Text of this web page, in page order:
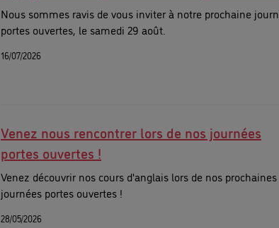
Nous sommes ravis de vous inviter à notre prochaine
portes ouvertes, le samedi 29 août.
16/07/2026
Venez nous rencontrer lors de nos journées
portes ouvertes !
Venez découvrir nos cours d'anglais lors de nos prochaines
journées portes ouvertes !
28/05/2026